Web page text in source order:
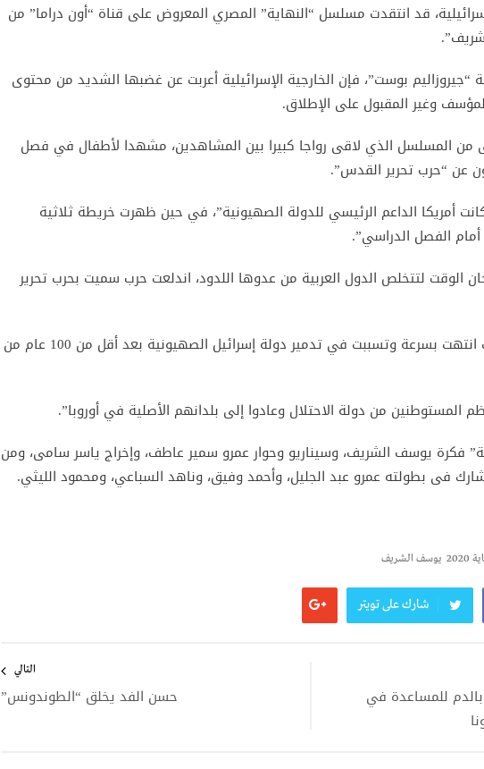
قد انتقدت مسلسل “النهاية” المصري المعروض على قناة “أون دراما” من
“جيروزاليم بوست”، فإن الخارجية الإسرائيلية أعربت عن غضبها الشديد من محتوى
وغير المقبول على الإطلاق.
من المسلسل الذي لاقى رواجا كبيرا بين المشاهدين، مشهدا لأطفال في فصل
أمريكا الداعم الرئيسي للدولة الصهيونية”، في حين ظهرت خريطة ثلاثية
أمام الفصل الدراسي”.
الوقت لتتخلص الدول العربية من عدوها اللدود، اندلعت حرب سميت بحرب تحرير
وأضاف المعلم أن “الحرب انتهت بسرعة وتسببت في تدمير دولة إسرائيل الصهيونية بعد أقل من 100 عام من
من دولة الاحتلال وعادوا إلى بلدانهم الأصلية في أوروبا”.
فكرة يوسف الشريف، وسيناريو وحوار عمرو سمير عاطف، وإخراج ياسر سامى، ومن
فى بطولته عمرو عبد الجليل، وأحمد وفيق، وناهد السباعي، ومحمود الليثي.
يوسف الشريف
شارك على تويتر
للمساعدة في
التالي
حسن الفد يخلق “الطوندونس”